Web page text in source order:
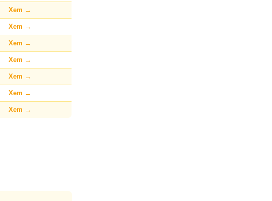
Xem →
Xem →
Xem →
Xem →
Xem →
Xem →
Xem →